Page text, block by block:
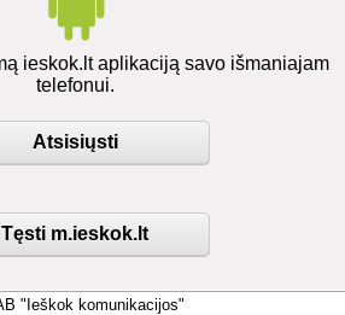
ieskok.lt aplikaciją savo išmaniajam
telefonui.
Atsisiųsti
Tęsti m.ieskok.lt
"Ieškok komunikacijos"